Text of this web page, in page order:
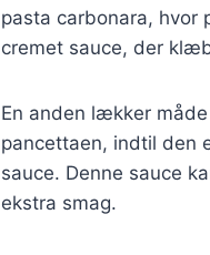
pasta carbonara, hvor
cremet sauce, der
En anden lækker
pancettaen, indtil den
sauce. Denne sauce
ekstra smag.